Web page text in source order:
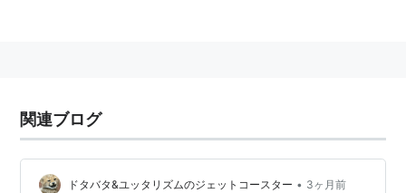
関連ブログ
ドタバタ&ユッタリズムのジェットコースター • 3ヶ月前